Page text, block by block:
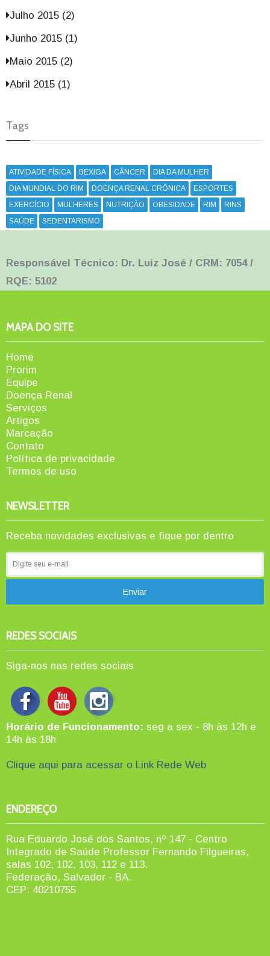
Julho 2015 (2)
Junho 2015 (1)
Maio 2015 (2)
Abril 2015 (1)
Tags
ATIVIDADE FÍSICA BEXIGA CÂNCER
DIA DA MULHER
DIA MUNDIAL DO RIM
DOENÇA RENAL CRÔNICA
ESPORTES
EXERCÍCIO
MULHERES NUTRIÇÃO OBESIDADE RIM
RINS
SAÚDE
SEDENTARISMO
Responsável Técnico: Dr. Luiz José / CRM: 7054 /
RQE: 5102
MAPA DO SITE
Home
Prorim
Equipe
Doença Renal
Serviços
Artigos
Marcação
Contato
Política de privacidade
Termos de uso
NEWSLETTER
Receba novidades exclusivas e fique por dentro
REDES SOCIAIS
Siga-nos nas redes sociais
Horário de Funcionamento: seg a sex - 8h às 12h e
14h às 18h
Clique aqui para acessar o Link Rede Web
ENDEREÇO
Rua Eduardo José dos Santos, nº 147 - Centro
Integrado de Saúde Professor Fernando Filgueiras,
salas 102, 102, 103, 112 e 113.
Federação, Salvador - BA.
CEP: 40210755